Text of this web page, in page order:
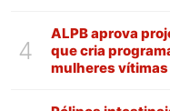
4
ALPB aprova
que cria
mulheres